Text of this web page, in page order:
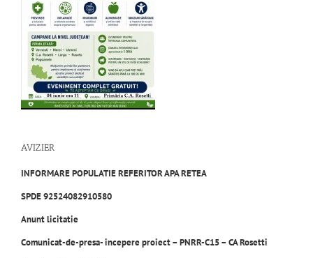
AVIZIER
INFORMARE POPULATIE REFERITOR APA RETEA
SPDE 92524082910580
Anunt licitatie
Comunicat-de-presa- incepere proiect – PNRR-C15 – CA Rosetti